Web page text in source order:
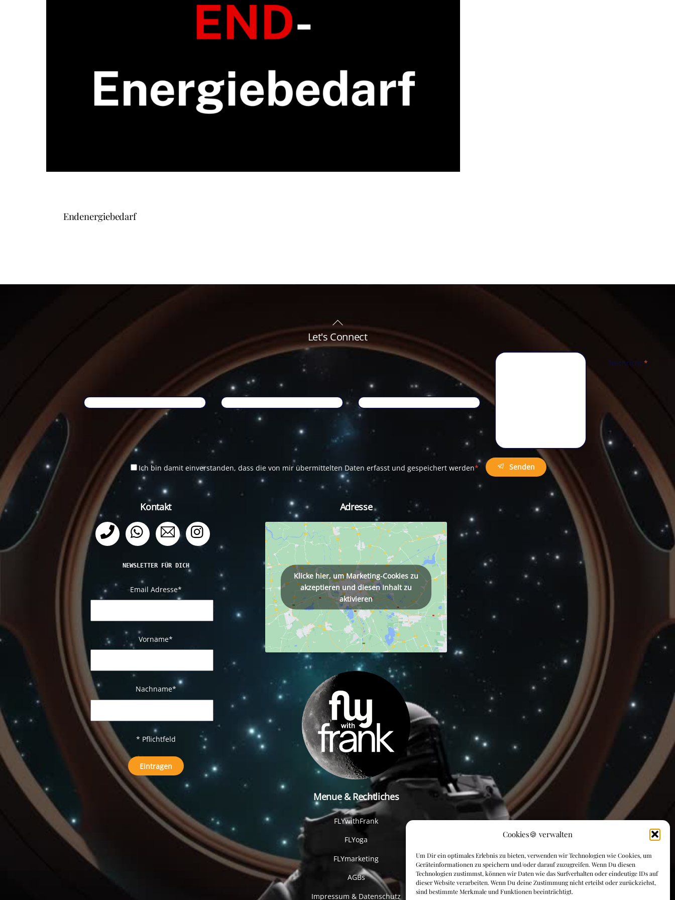
Cookies🍪 verwalten
Um Dir ein optimales Erlebnis zu bieten, verwenden wir Technologien wie Cookies, um
Geräteinformationen zu speichern und/oder darauf zuzugreifen. Wenn Du diesen
Technologien zustimmst, können wir Daten wie das Surfverhalten oder eindeutige IDs auf
dieser Website verarbeiten. Wenn Du deine Zustimmung nicht erteilst oder zurückziehst,
sind bestimmte Merkmale und Funktionen beeinträchtigt.
Endenergiebedarf
Back
To
Top
Let's Connect
Nachricht *
Ich bin damit einverstanden, dass die von mir übermittelten Daten erfasst und gespeichert werden* Senden
Kontakt
Telefon WhatsApp Email
NEWSLETTER FÜR DICH
Email Adresse*
Vorname*
Nachname*
* Pflichtfeld
Adresse
Klicke hier, um Marketing-Cookies zu
akzeptieren und diesen Inhalt zu
aktivieren
Menue & Rechtliches
FLYwithFrank
FLYoga
FLYmarketing
AGBs
Impressum & Datenschutz